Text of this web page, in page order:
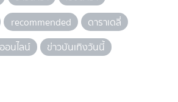
recommended
ดาราเดลี่
อนไลน์ ข่าวบันเทิงวันนี้